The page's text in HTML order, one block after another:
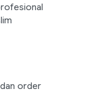
order